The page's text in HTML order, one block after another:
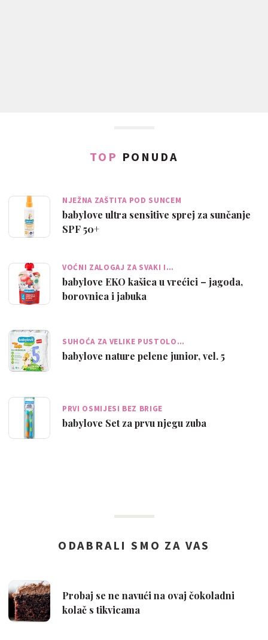
TOP PONUDA
NJEŽNA ZAŠTITA POD SUNCEM
babylove ultra sensitive sprej za sunčanje
SPF 50+
VOĆNI ZALOGAJ ZA SVAKI I…
babylove EKO kašica u vrećici – jagoda,
borovnica i jabuka
SUHOĆA ZA VELIKE PUSTOLO…
babylove nature pelene junior, vel. 5
PRVI OSMIJESI BEZ BRIGE
babylove Set za prvu njegu zuba